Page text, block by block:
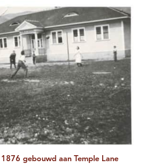
gebouwd aan Temple Lane